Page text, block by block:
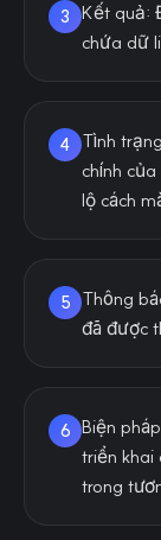
3
Kết quả:
chứa dữ
4
Tình
chính
lộ cách
5
Thông
đã được
6 Biện
triển khai
trong